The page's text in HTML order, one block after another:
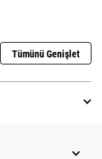
Tümünü Genişlet